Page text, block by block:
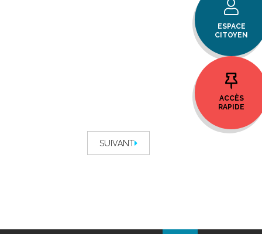
SUIVANT
ESPACE
CITOYEN
ACCÈS
RAPIDE